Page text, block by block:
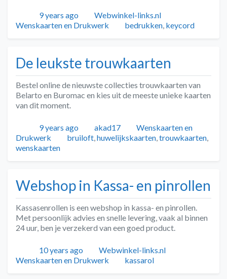
Geplaatst
9 years ago Auteur
Webwinkel-links.nl
Wenskaarten en Drukwerk
Tags
bedrukken keycord
De leukste trouwkaarten
Bestel online de nieuwste collecties trouwkaarten van
Belarto en Buromac en kies uit de meeste unieke kaarten
van dit moment.
Geplaatst
9 years ago Auteur
akad17 Categorieën
Wenskaarten en
Drukwerk
Tags
bruiloft huwelijkskaarten trouwkaarten
wenskaarten
Webshop in Kassa- en pinrollen
Kassasenrollen is een webshop in kassa- en pinrollen.
Met persoonlijk advies en snelle levering, vaak al binnen
24 uur, ben je verzekerd van een goed product.
Geplaatst
10 years ago Auteur
Webwinkel-links.nl
Wenskaarten en Drukwerk
Tags
kassarol